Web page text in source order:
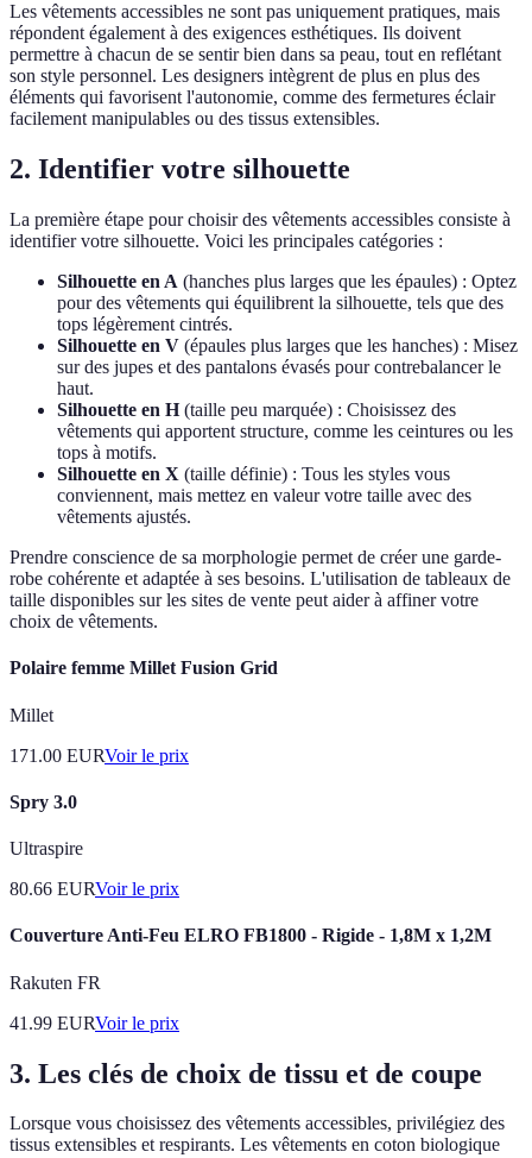
Les vêtements accessibles ne sont pas uniquement pratiques, mais
répondent également à des exigences esthétiques. Ils doivent
permettre à chacun de se sentir bien dans sa peau, tout en reflétant
son style personnel. Les designers intègrent de plus en plus des
éléments qui favorisent l'autonomie, comme des fermetures éclair
facilement manipulables ou des tissus extensibles.
2. Identifier votre silhouette
La première étape pour choisir des vêtements accessibles consiste à
identifier votre silhouette. Voici les principales catégories :
Silhouette en A (hanches plus larges que les épaules) : Optez
pour des vêtements qui équilibrent la silhouette, tels que des
tops légèrement cintrés.
Silhouette en V (épaules plus larges que les hanches) : Misez
sur des jupes et des pantalons évasés pour contrebalancer le
haut.
Silhouette en H(taille peu marquée) : Choisissez des
vêtements qui apportent structure, comme les ceintures ou les
tops à motifs.
Silhouette en X (taille définie) : Tous les styles vous
conviennent, mais mettez en valeur votre taille avec des
vêtements ajustés.
Prendre conscience de sa morphologie permet de créer une garde-
robe cohérente et adaptée à ses besoins. L'utilisation de tableaux de
taille disponibles sur les sites de vente peut aider à affiner votre
choix de vêtements.
Polaire femme Millet Fusion Grid
Millet
171.00 EURVoir le prix
Spry 3.0
Ultraspire
80.66 EURVoir le prix
Couverture Anti-Feu ELRO FB1800 - Rigide - 1,8M x 1,2M
Rakuten FR
41.99 EURVoir le prix
3. Les clés de choix de tissu et de coupe
Lorsque vous choisissez des vêtements accessibles, privilégiez des
tissus extensibles et respirants. Les vêtements en coton biologique